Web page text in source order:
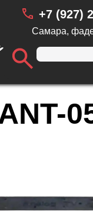
+7 (927)
Самара,